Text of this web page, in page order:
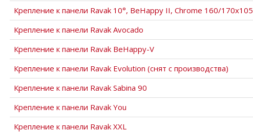
Крепление к панели Ravak 10°, BeHappy ІІ, Chrome 160/170x105
Крепление к панели Ravak Avocado
Крепление к панели Ravak BeHappy-V
Крепление к панели Ravak Evolution (снят с производства)
Крепление к панели Ravak Sabina 90
Крепление к панели Ravak You
Крепление к панели Ravak XXL